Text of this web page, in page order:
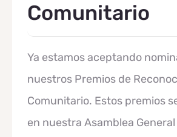
Comunitario
Ya estamos aceptando
nuestros Premios de
Comunitario. Estos premios
en nuestra Asamblea General